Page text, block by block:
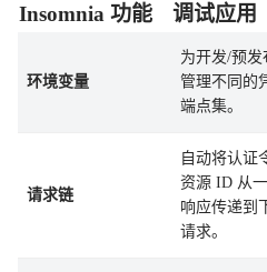
Insomnia 功能 调试应用
环境变量
为开发/预发
管理不同的
端点集。
请求链
自动将认证
资源 ID 从
响应传递到
请求。